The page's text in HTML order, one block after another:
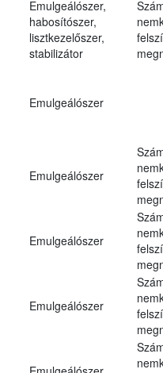
Emulgeálószer,
habosítószer,
lisztkezelőszer,
stabilizátor
Emulgeálószer
Emulgeálószer
Emulgeálószer
Emulgeálószer